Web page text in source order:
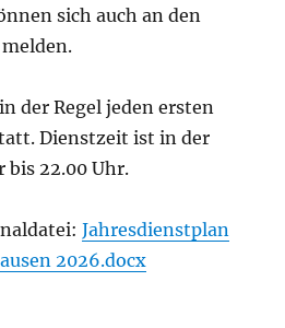
sich auch an den
der Regel jeden ersten
Dienstzeit ist in der
bis 22.00 Uhr.
Jahresdienstplan
2026.docx